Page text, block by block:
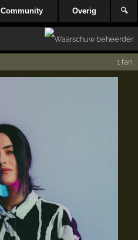
Community Overig 🔍
1 fan